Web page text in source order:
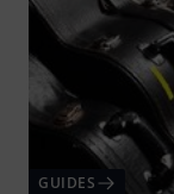
GUIDES